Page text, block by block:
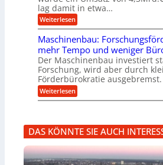
r
u
n
g
e
n
B
S
C
L
w
e
i
r
e
n
t
w
s
r
e
i
e
s
H
y
b
r
i
d
u
g
e
l
l
lag damit in etwa…
Weiterlesen:
T
u
m
p
f
e
r
z
i
t
U
s
a
Maschinenbau:
mehr Tempo und weniger
Der Maschinenbau investiert
Forschung, wird aber durch
Förderbürokratie ausgebremst.
Weiterlesen:
M
c
h
i
n
e
DAS KÖNNTE SIE AUCH